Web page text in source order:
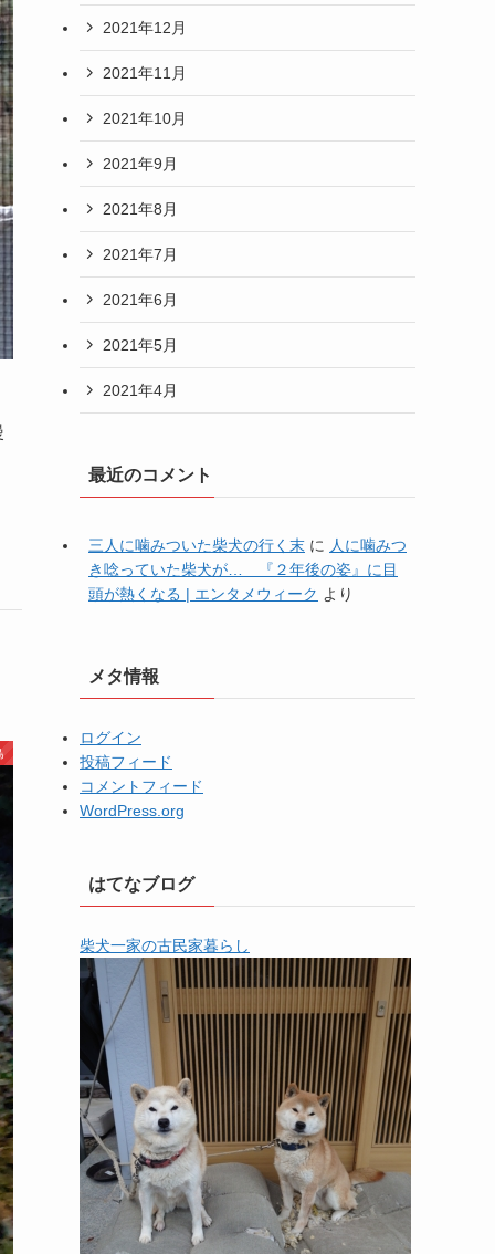
2021年12月
2021年11月
2021年10月
2021年9月
2021年8月
2021年7月
2021年6月
2021年5月
2021年4月
最近のコメント
三人に噛みついた柴犬の行く末 に 人に噛みつ
き唸っていた柴犬が… 『２年後の姿』に目
頭が熱くなる | エンタメウィーク より
メタ情報
ログイン
投稿フィード
コメントフィード
WordPress.org
はてなブログ
柴犬一家の古民家暮らし